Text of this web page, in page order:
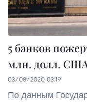
5 банков
млн. долл. США
03/08/2020 03:19
По данным